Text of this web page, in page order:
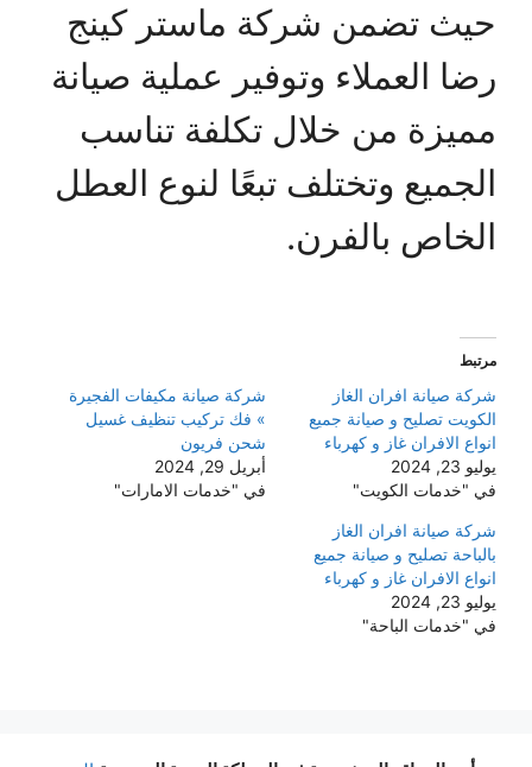
حيث تضمن شركة ماستر كينج
رضا العملاء وتوفير عملية صيانة
مميزة من خلال تكلفة تناسب
الجميع وتختلف تبعًا لنوع العطل
الخاص بالفرن.
مرتبط
شركة صيانة افران الغاز
الكويت تصليح و صيانة جميع
انواع الافران غاز و كهرباء
يوليو 23, 2024
في "خدمات الكويت"
شركة صيانة مكيفات الفجيرة
» فك تركيب تنظيف غسيل
شحن فريون
أبريل 29, 2024
في "خدمات الامارات"
شركة صيانة افران الغاز
بالباحة تصليح و صيانة جميع
انواع الافران غاز و كهرباء
يوليو 23, 2024
في "خدمات الباحة"